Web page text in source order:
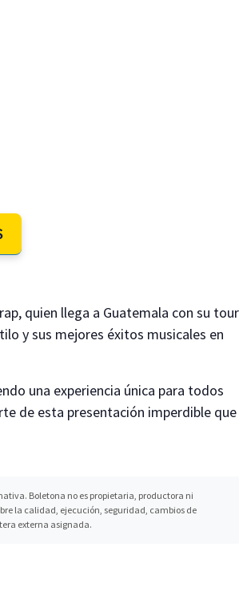
quien llega a Guatemala con su tour
y sus mejores éxitos musicales en
una experiencia única para todos
de esta presentación imperdible que
Boletona no es propietaria, productora ni
la calidad, ejecución, seguridad, cambios de
externa asignada.